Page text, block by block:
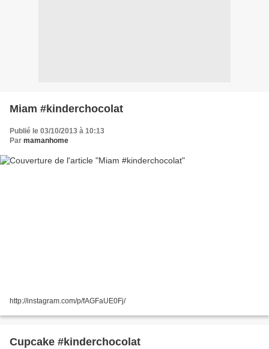
Miam #kinderchocolat
Publié le 03/10/2013 à 10:13
Par mamanhome
http://instagram.com/p/fAGFaUE0Fj/
Cupcake #kinderchocolat